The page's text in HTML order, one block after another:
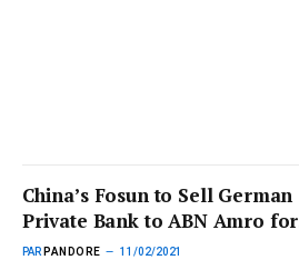
China’s Fosun to Sell German
Private Bank to ABN Amro for
$730m
PAR PANDORE 11/02/2021